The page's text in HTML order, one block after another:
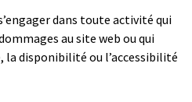
dans toute activité qui
au site web ou qui
disponibilité ou l’accessibilité